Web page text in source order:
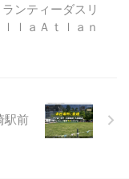
ンティーダスリ
ｌａＡｔｌａｎ
駅前